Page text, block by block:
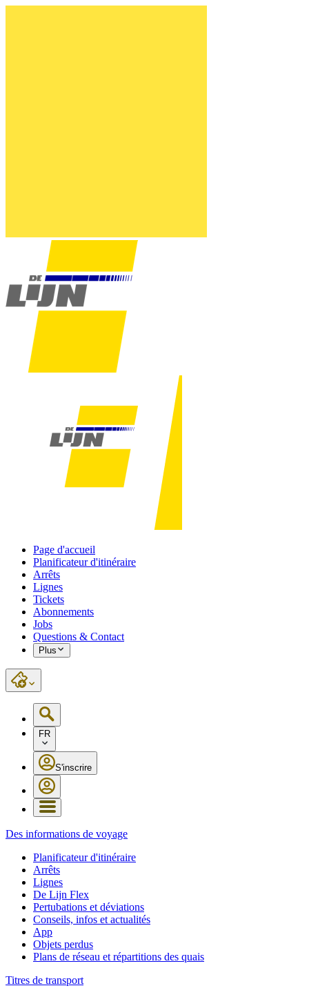
Page d'accueil
Planificateur d'itinéraire
Arrêts
Lignes
Tickets
Abonnements
Jobs
Questions & Contact
Plus
FR
S'inscrire
Des informations de voyage
Planificateur d'itinéraire
Arrêts
Lignes
De Lijn Flex
Pertubations et déviations
Conseils, infos et actualités
App
Objets perdus
Plans de réseau et répartitions des quais
Titres de transport